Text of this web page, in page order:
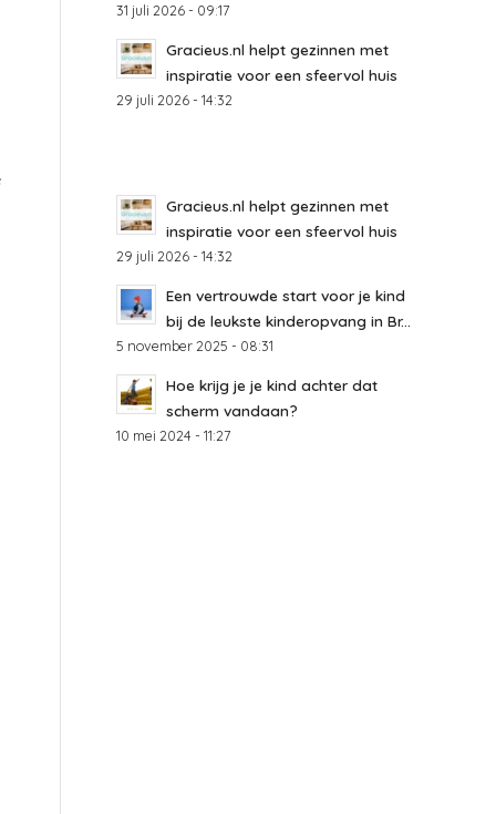
31 juli 2026 - 09:17
Gracieus.nl helpt gezinnen met
inspiratie voor een sfeervol huis
29 juli 2026 - 14:32
Gracieus.nl helpt gezinnen met
inspiratie voor een sfeervol huis
29 juli 2026 - 14:32
Een vertrouwde start voor je kind
bij de leukste kinderopvang in Br...
5 november 2025 - 08:31
Hoe krijg je je kind achter dat
scherm vandaan?
10 mei 2024 - 11:27